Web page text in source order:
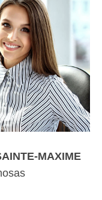
MAXIME